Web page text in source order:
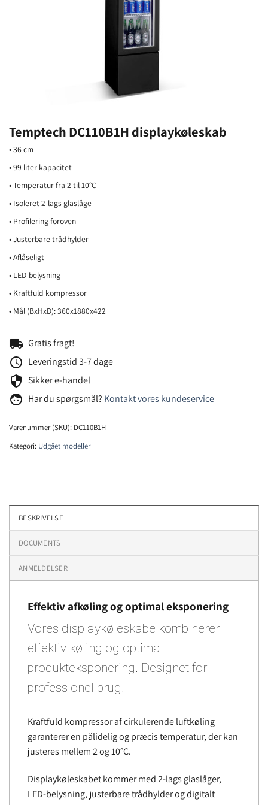
Temptech DC110B1H displaykøleskab
• 36 cm
• 99 liter kapacitet
• Temperatur fra 2 til 10°C
• Isoleret 2-lags glaslåge
• Profilering foroven
• Justerbare trådhylder
• Aflåseligt
• LED-belysning
• Kraftfuld kompressor
• Mål (BxHxD): 360x1880x422
local_shipping Gratis fragt!
schedule Leveringstid 3-7 dage
security Sikker e-handel
face Har du spørgsmål? Kontakt vores kundeservice
Varenummer (SKU): DC110B1H
Kategori: Udgået modeller
BESKRIVELSE
DOCUMENTS
ANMELDELSER
Effektiv afkøling og optimal eksponering
Vores displaykøleskabe kombinerer
effektiv køling og optimal
produkteksponering. Designet for
professionel brug.
Kraftfuld kompressor af cirkulerende luftkøling
garanterer en pålidelig og præcis temperatur, der kan
justeres mellem 2 og 10°C.
Displaykøleskabet kommer med 2-lags glaslåger,
LED-belysning, justerbare trådhylder og digitalt